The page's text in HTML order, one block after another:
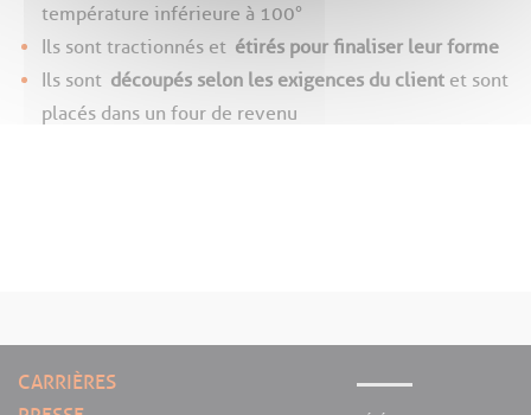
température inférieure à 100°
Ils sont tractionnés et étirés pour finaliser leur forme
Ils sont découpés selon les exigences du client et sont
placés dans un four de revenu
CARRIÈRES